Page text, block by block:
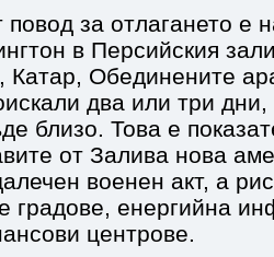
повод за отлагането е
в Персийския
Катар, Обединените
два или три дни,
близо. Това е
от Залива нова
военен акт, а
градове, енергийна
центрове.